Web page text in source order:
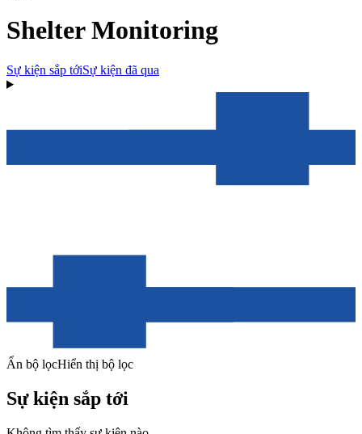
Shelter Monitoring
Sự kiện sắp tớiSự kiện đã qua
Ẩn bộ lọcHiển thị bộ lọc
Sự kiện sắp tới